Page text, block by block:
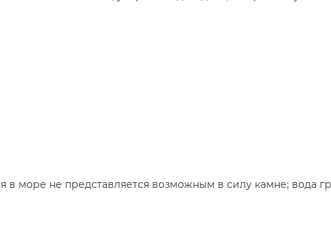
море не представляется возможным в силу камне; вода